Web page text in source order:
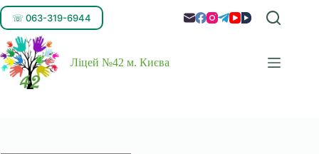
☏ 063-319-6944
Ліцей №42 м. Києва